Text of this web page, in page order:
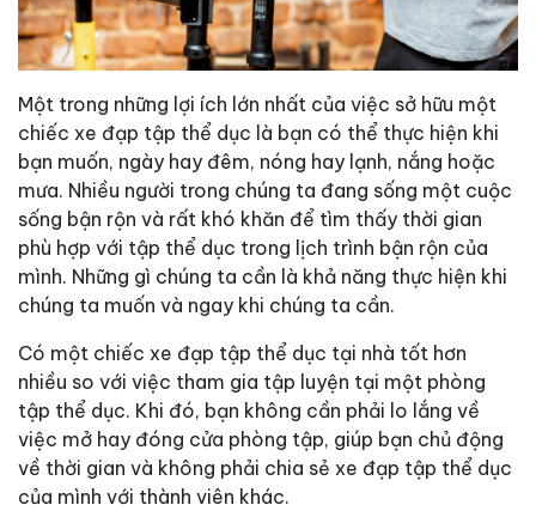
Một trong những lợi ích lớn nhất của việc sở hữu một
chiếc xe đạp tập thể dục là bạn có thể thực hiện khi
bạn muốn, ngày hay đêm, nóng hay lạnh, nắng hoặc
mưa. Nhiều người trong chúng ta đang sống một cuộc
sống bận rộn và rất khó khăn để tìm thấy thời gian
phù hợp với tập thể dục trong lịch trình bận rộn của
mình. Những gì chúng ta cần là khả năng thực hiện khi
chúng ta muốn và ngay khi chúng ta cần.
Có một chiếc xe đạp tập thể dục tại nhà tốt hơn
nhiều so với việc tham gia tập luyện tại một phòng
tập thể dục. Khi đó, bạn không cần phải lo lắng về
việc mở hay đóng cửa phòng tập, giúp bạn chủ động
về thời gian và không phải chia sẻ xe đạp tập thể dục
của mình với thành viên khác.